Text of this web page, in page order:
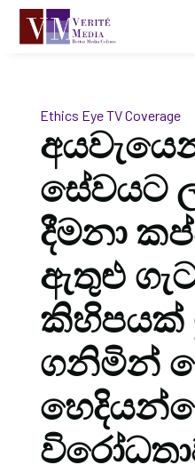
Ethics EyeTV Coverage
සේවයට
දීමනා
ඇතුළු
කිහිපයක්
ගනිමින්